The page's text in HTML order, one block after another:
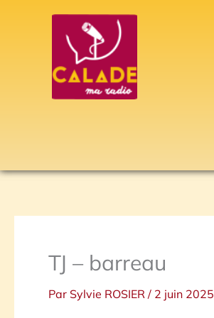
TJ – barreau
Par Sylvie ROSIER / 2 juin 2025